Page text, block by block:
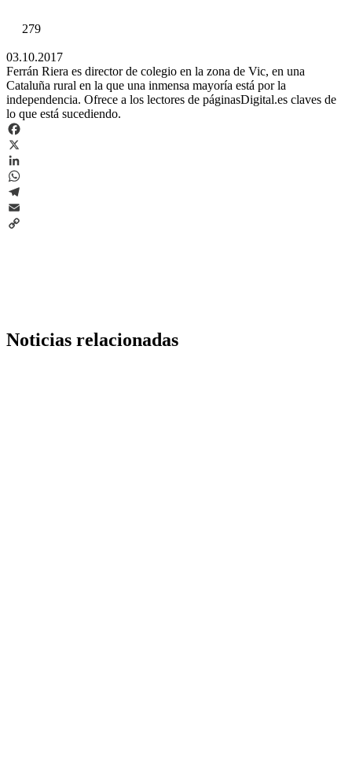
279
03.10.2017
Ferrán Riera es director de colegio en la zona de Vic, en una
Cataluña rural en la que una inmensa mayoría está por la
independencia. Ofrece a los lectores de páginasDigital.es claves de
lo que está sucediendo.
Facebook
X
LinkedIn
WhatsApp
Telegram
Email
Noticias relacionadas